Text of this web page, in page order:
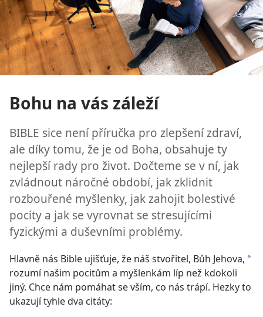
Bohu na vás záleží
BIBLE sice není příručka pro zlepšení zdraví,
ale díky tomu, že je od Boha, obsahuje ty
nejlepší rady pro život. Dočteme se v ní, jak
zvládnout náročné období, jak zklidnit
rozbouřené myšlenky, jak zahojit bolestivé
pocity a jak se vyrovnat se stresujícími
fyzickými a duševními problémy.
Hlavně nás Bible ujišťuje, že náš stvořitel, Bůh Jehova, a
rozumí našim pocitům a myšlenkám líp než kdokoli
jiný. Chce nám pomáhat se vším, co nás trápí. Hezky to
ukazují tyhle dva citáty: